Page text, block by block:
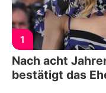
1
Nach acht
bestätigt das